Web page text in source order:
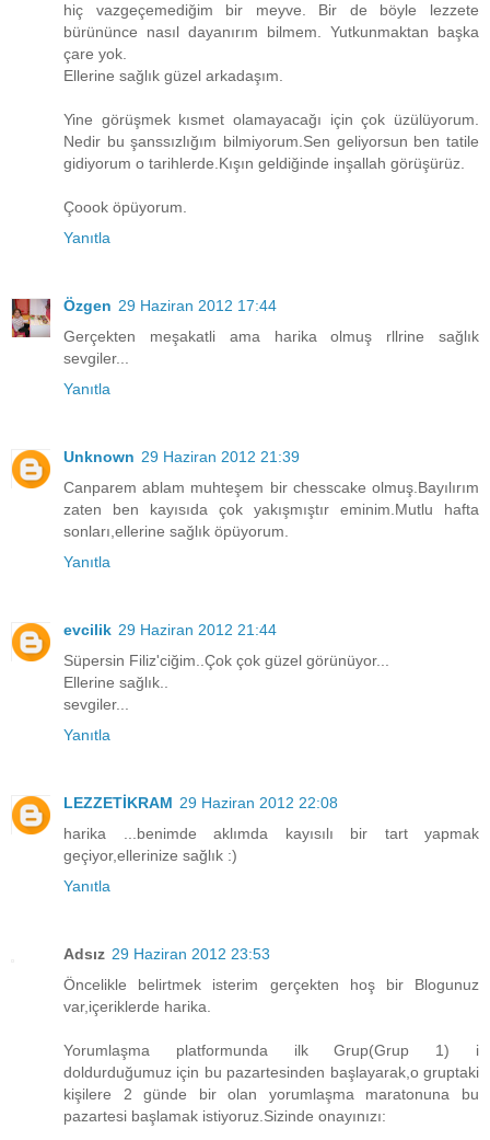
hiç vazgeçemediğim bir meyve. Bir de böyle lezzete
bürününce nasıl dayanırım bilmem. Yutkunmaktan başka
çare yok.
Ellerine sağlık güzel arkadaşım.
Yine görüşmek kısmet olamayacağı için çok üzülüyorum.
Nedir bu şanssızlığım bilmiyorum.Sen geliyorsun ben tatile
gidiyorum o tarihlerde.Kışın geldiğinde inşallah görüşürüz.
Çoook öpüyorum.
Yanıtla
Özgen 29 Haziran 2012 17:44
Gerçekten meşakatli ama harika olmuş rllrine sağlık
sevgiler...
Yanıtla
Unknown 29 Haziran 2012 21:39
Canparem ablam muhteşem bir chesscake olmuş.Bayılırım
zaten ben kayısıda çok yakışmıştır eminim.Mutlu hafta
sonları,ellerine sağlık öpüyorum.
Yanıtla
evcilik 29 Haziran 2012 21:44
Süpersin Filiz'ciğim..Çok çok güzel görünüyor...
Ellerine sağlık..
sevgiler...
Yanıtla
LEZZETİKRAM 29 Haziran 2012 22:08
harika ...benimde aklımda kayısılı bir tart yapmak
geçiyor,ellerinize sağlık :)
Yanıtla
Adsız 29 Haziran 2012 23:53
Öncelikle belirtmek isterim gerçekten hoş bir Blogunuz
var,içeriklerde harika.
Yorumlaşma platformunda ilk Grup(Grup 1) i
doldurduğumuz için bu pazartesinden başlayarak,o gruptaki
kişilere 2 günde bir olan yorumlaşma maratonuna bu
pazartesi başlamak istiyoruz.Sizinde onayınızı: